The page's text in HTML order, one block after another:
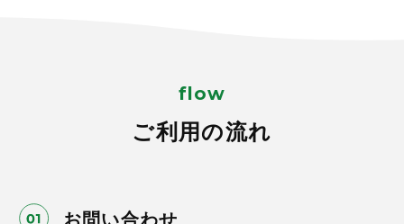
flow
ご利用の流れ
お問い合わせ